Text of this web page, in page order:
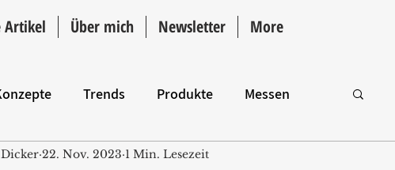
Artikel Über mich Newsletter More
Trends Produkte Messen
Intro
22. Nov. 2023 1 Min. Lesezeit